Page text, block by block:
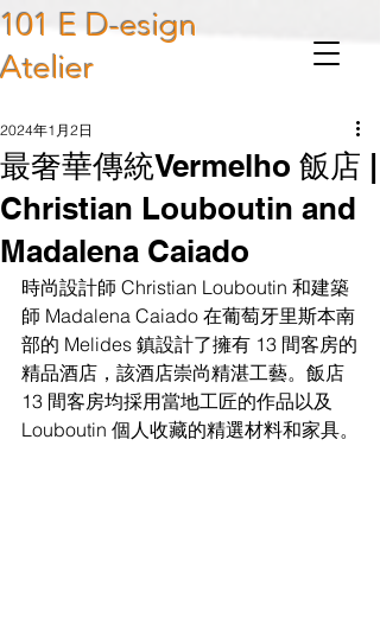
101 E D-esign
Atelier
最奢華傳統Vermelho 飯店 |
Christian Louboutin and
Madalena Caiado
2024年1月2日
時尚設計師 Christian Louboutin 和建築
師 Madalena Caiado 在葡萄牙里斯本南
部的 Melides 鎮設計了擁有 13 間客房的
精品酒店，該酒店崇尚精湛工藝。飯店
13 間客房均採用當地工匠的作品以及
Louboutin 個人收藏的精選材料和家具。